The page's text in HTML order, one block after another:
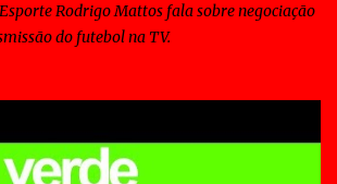
Rodrigo Mattos fala sobre negociação
do futebol na TV.